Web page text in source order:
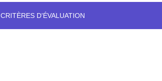
CRITÈRES D'ÉVALUATION